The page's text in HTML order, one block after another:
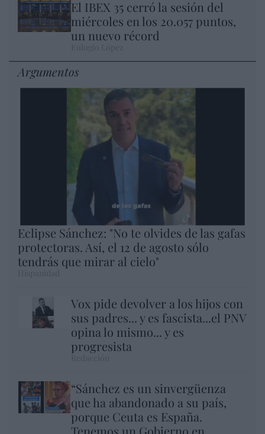
El IBEX 35 cerró la sesión del
miércoles en los 20.057 puntos,
un nuevo récord
Argumentos
Eclipse Sánchez: "No te olvides de las gafas
protectoras. Así, el 12 de agosto sólo
tendrás que mirar al cielo"
Vox pide devolver a los hijos con
sus padres... y es fascista...el PNV
opina lo mismo... y es
progresista
“Sánchez es un sinvergüenza
que ha abandonado a su país,
porque Ceuta es España.